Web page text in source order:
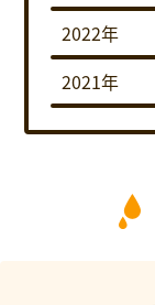
2022年
2021年